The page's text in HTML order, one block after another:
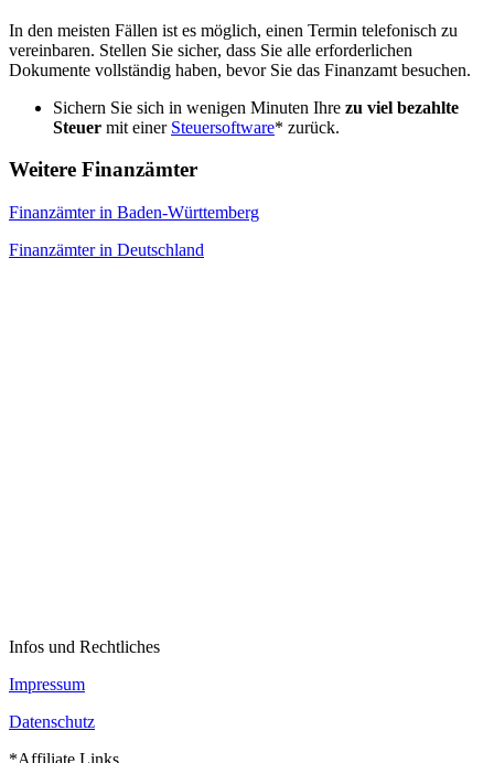
In den meisten Fällen ist es möglich, einen Termin telefonisch zu
vereinbaren. Stellen Sie sicher, dass Sie alle erforderlichen
Dokumente vollständig haben, bevor Sie das Finanzamt besuchen.
Sichern Sie sich in wenigen Minuten Ihre zu viel bezahlte
Steuer mit einer Steuersoftware* zurück.
Weitere Finanzämter
Finanzämter in Baden-Württemberg
Finanzämter in Deutschland
Infos und Rechtliches
Impressum
Datenschutz
*Affiliate Links